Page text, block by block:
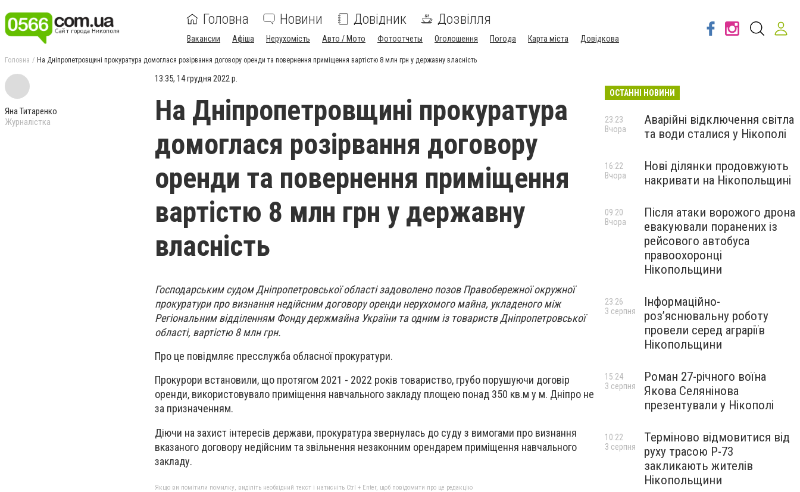
Головна Новини Довідник Дозвілля
Вакансии Афіша Нерухомість Авто / Мото Фотоотчеты Оголошення Погода Карта міста Довідкова
Головна На Дніпропетровщині прокуратура домоглася розірвання договору оренди та повернення приміщення вартістю 8 млн грн у державну власність
Яна Титаренко
Журналістка
13:35, 14 грудня 2022 р.
На Дніпропетровщині прокуратура
домоглася розірвання договору
оренди та повернення приміщення
вартістю 8 млн грн у державну
власність
Господарським судом Дніпропетровської області задоволено позов Правобережної окружної
прокуратури про визнання недійсним договору оренди нерухомого майна, укладеного між
Регіональним відділенням Фонду держмайна України та одним із товариств Дніпропетровської
області, вартістю 8 млн грн.
Про це повідмляє пресслужба обласної прокуратури.
Прокурори встановили, що протягом 2021 - 2022 років товариство, грубо порушуючи договір
оренди, використовувало приміщення навчального закладу площею понад 350 кв.м у м. Дніпро не
за призначенням.
Діючи на захист інтересів держави, прокуратура звернулась до суду з вимогами про визнання
вказаного договору недійсним та звільнення незаконним орендарем приміщення навчального
закладу.
Якщо ви помітили помилку, виділіть необхідний текст і натисніть Ctrl + Enter, щоб повідомити про це редакцію
ОСТАННІ НОВИНИ
Аварійні відключення світла
та води сталися у Нікополі
23:23
Вчора
Нові ділянки продовжують
накривати на Нікопольщині
16:22
Вчора
Після атаки ворожого дрона
евакуювали поранених із
рейсового автобуса
правоохоронці
Нікопольщини
09:20
Вчора
Інформаційно-
роз’яснювальну роботу
провели серед аграріїв
Нікопольщини
23:26
3 серпня
Роман 27-річного воїна
Якова Селянінова
презентували у Нікополі
15:24
3 серпня
Терміново відмовитися від
руху трасою Р-73
закликають жителів
Нікопольщини
10:22
3 серпня